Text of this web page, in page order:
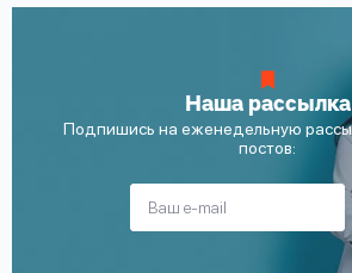
Наша рассылка
Подпишись на еженедельную
постов: